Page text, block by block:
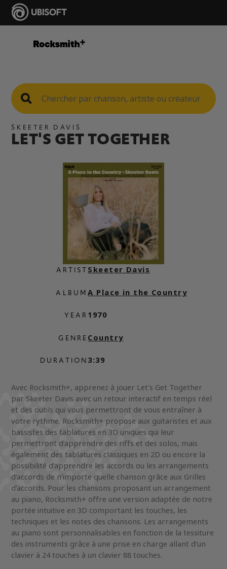
SKEETER DAVIS
LET'S GET TOGETHER
ARTIST
ALBUM
YEAR
GENRE
DURATION
Skeeter Davis
A Place in the Country
1970
Country
3:39
Avec Rocksmith+, apprenez à jouer Let's Get Together
par Skeeter Davis avec un retour interactif en temps réel
et des outils qui vous permettront de vous entraîner à
votre rythme. Rocksmith+ propose aux guitaristes et aux
bassistes des tablatures en 3D uniques qui leur
permettront d’apprendre des riffs et des solos, mais
également des tablatures classiques en 2D ou encore la
possibilité d’apprendre les accords ou les arrangements
d’accords de n’importe quelle chanson grâce aux Grilles
d’accords. Pour les chansons proposant un arrangement
au piano, Rocksmith+ offre une version adaptée de notre
portée intuitive en 3D comportant les touches, les
techniques et les notes des chansons. Les arrangements
au piano sont personnalisables en fonction de la tessiture
des instruments grâce à une prise en charge allant d’un
clavier à 24 touches à un clavier 88 touches.